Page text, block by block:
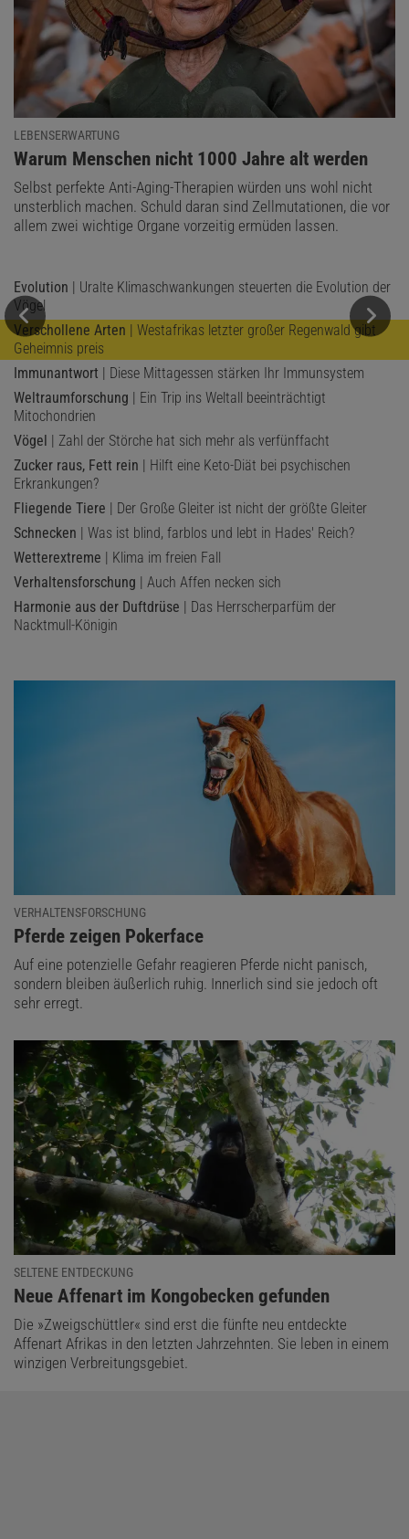
LEBENSERWARTUNG
:
Warum Menschen nicht 1000 Jahre alt werden
Selbst perfekte Anti-Aging-Therapien würden uns wohl nicht
unsterblich machen. Schuld daran sind Zellmutationen, die vor
allem zwei wichtige Organe vorzeitig ermüden lassen.
Evolution | Uralte Klimaschwankungen steuerten die Evolution der
Vögel
Verschollene Arten | Westafrikas letzter großer Regenwald gibt
Geheimnis preis
Immunantwort | Diese Mittagessen stärken Ihr Immunsystem
Weltraumforschung | Ein Trip ins Weltall beeinträchtigt
Mitochondrien
Vögel | Zahl der Störche hat sich mehr als verfünffacht
Zucker raus, Fett rein | Hilft eine Keto-Diät bei psychischen
Erkrankungen?
Fliegende Tiere | Der Große Gleiter ist nicht der größte Gleiter
Schnecken | Was ist blind, farblos und lebt in Hades' Reich?
Wetterextreme | Klima im freien Fall
Verhaltensforschung | Auch Affen necken sich
Harmonie aus der Duftdrüse | Das Herrscherparfüm der
Nacktmull-Königin
VERHALTENSFORSCHUNG
:
Pferde zeigen Pokerface
Auf eine potenzielle Gefahr reagieren Pferde nicht panisch,
sondern bleiben äußerlich ruhig. Innerlich sind sie jedoch oft
sehr erregt.
SELTENE ENTDECKUNG
:
Neue Affenart im Kongobecken gefunden
Die »Zweigschüttler« sind erst die fünfte neu entdeckte
Affenart Afrikas in den letzten Jahrzehnten. Sie leben in einem
winzigen Verbreitungsgebiet.